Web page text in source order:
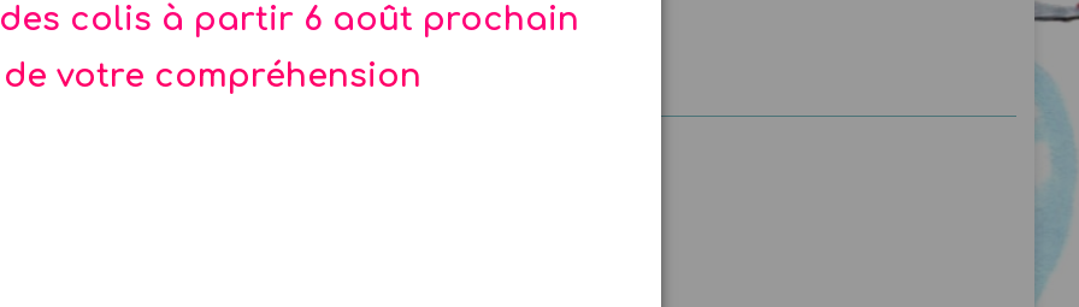
des colis à partir 6 août prochain
votre compréhension